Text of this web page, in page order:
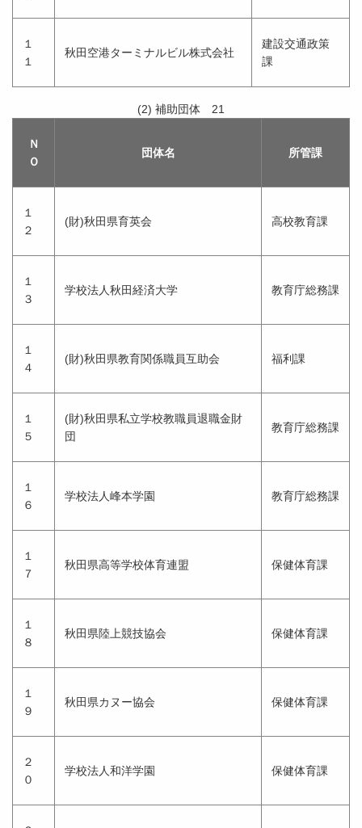
１
１
秋田空港ターミナルビル株式会社
建設交通政策
課
Ｎ
Ｏ
団体名 所管課
(2) 補助団体 21
１
２
(財)秋田県育英会 高校教育課
１
３
学校法人秋田経済大学 教育庁総務課
１
４
(財)秋田県教育関係職員互助会 福利課
１
５
(財)秋田県私立学校教職員退職金財
団
教育庁総務課
１
６
学校法人峰本学園 教育庁総務課
１
７
秋田県高等学校体育連盟 保健体育課
１
８
秋田県陸上競技協会 保健体育課
１
９
秋田県カヌー協会 保健体育課
２
０
学校法人和洋学園 保健体育課